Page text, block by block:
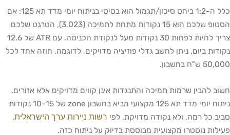
כלל ה-1:2 ביחס סיכון/תגמול הוא בסיסי בניתוח יומי מדד תא 125: אם
הסטופ שלכם הוא 15 נקודות מתחת לתמיכה (3,023), הטרגט שלכם
צריך להיות לפחות 30 נקודות מעל לנקודת הכניסה. עם ATR של 12.6
נקודות ביום, ניתן לחשב גדלי פוזיציה מדויקים, לדוגמה, חוזה אחד לכל
50,000 ש"ח בחשבון.
חשוב להבין שרמות תמיכה והתנגדות אינן קווים מדויקים אלא אזורים.
ניתוח יומי מדד תא 125 מקצועי מביא בחשבון zone של 10-15 נקודות
סביב כל רמה, ולא נקודה מדויקת. לפי רשות ניירות ערך הישראלית,
פעילות נוסטרו מקצועית מבוססת בדיוק על ניתוח כזה.